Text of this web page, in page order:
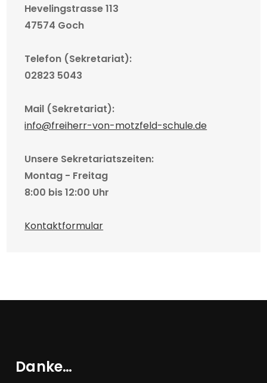
Hevelingstrasse 113
47574 Goch
Telefon (Sekretariat):
02823 5043
Mail (Sekretariat):
info@freiherr-von-motzfeld-schule.de
Unsere Sekretariatszeiten:
Montag - Freitag
8:00 bis 12:00 Uhr
Kontaktformular
Danke…